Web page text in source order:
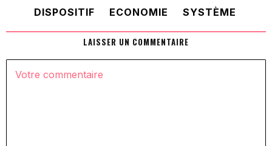
DISPOSITIF ECONOMIE SYSTÈME
LAISSER UN COMMENTAIRE